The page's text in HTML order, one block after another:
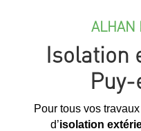
ALHAN
Isolation
Pour tous vos
d’isolation